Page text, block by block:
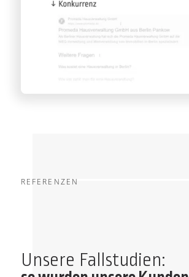
REFERENZEN
Unsere Fallstudien: